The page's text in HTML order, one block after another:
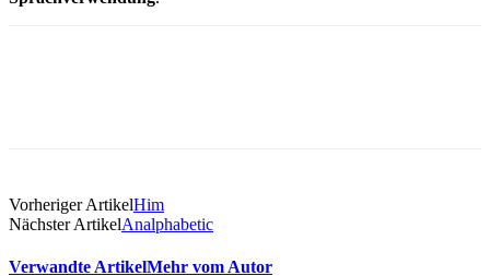
Vorheriger ArtikelHim
Nächster ArtikelAnalphabetic
Verwandte ArtikelMehr vom Autor